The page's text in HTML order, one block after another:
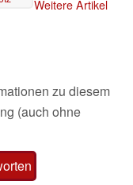
Weitere Artikel
zu diesem
(auch ohne